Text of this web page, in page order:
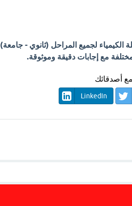
لجميع المراحل (ثانوي - جامعة)
مع إجابات دقيقة وموثوقة.
أصدقائك
LinkedIn